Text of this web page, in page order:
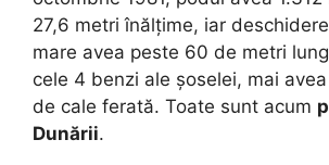
27,6 metri înălțime, iar
mare avea peste 60 de metri
cele 4 benzi ale șoselei, mai
de cale ferată. Toate sunt acum
Dunării.